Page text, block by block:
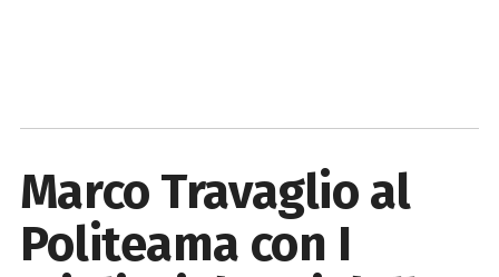
Marco Travaglio al
Politeama con I